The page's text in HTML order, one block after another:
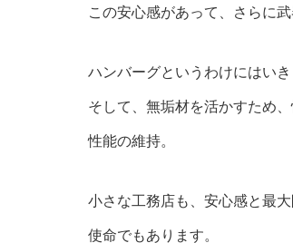
この安心感があって、さらに武
ハンバーグというわけにはい
そして、無垢材を活かすため
性能の維持。
小さな工務店も、安心感と最
使命でもあります。